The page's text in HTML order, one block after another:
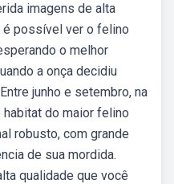
imagens de alta
é possível ver o felino
o melhor
a onça decidiu
junho e setembro, na
do maior felino
robusto, com grande
de sua mordida.
qualidade que você